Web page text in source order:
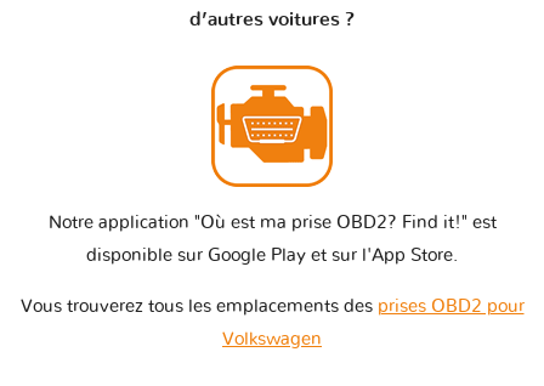
d’autres voitures ?
Notre application "Où est ma prise OBD2? Find it!" est
disponible sur Google Play et sur l'App Store.
Vous trouverez tous les emplacements des prises OBD2 pour
Volkswagen